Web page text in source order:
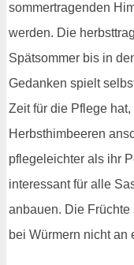
sommertragenden
werden. Die
Spätsommer bis in
Gedanken spielt
Zeit für die Pflege
Herbsthimbeeren
pflegeleichter als ihr
interessant für alle
anbauen. Die
bei Würmern nicht an